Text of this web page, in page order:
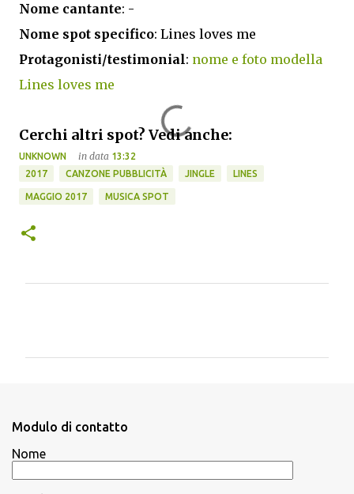
Nome cantante: -
Nome spot specifico: Lines loves me
Protagonisti/testimonial: nome e foto modella
Lines loves me
Cerchi altri spot? Vedi anche:
UNKNOWN in data 13:32
2017
CANZONE PUBBLICITÀ JINGLE LINES
MAGGIO 2017 MUSICA SPOT
i
Modulo di contatto
Nome